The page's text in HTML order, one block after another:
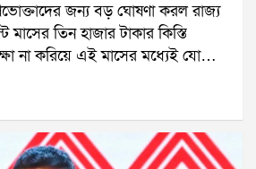
জন্য বড় ঘোষণা করল রাজ্য
তিন হাজার টাকার কিস্তি
না করিয়ে এই মাসের মধ্যেই যোগ্য
পাঠানো হবে। সরকারের পক্ষ থেকে
আগস্টের পর থেকেই ধাপে ধাপে
হবে।সরকারি সূত্রে জানা গিয়েছে,
সময় বহু ক্ষেত্রে ভুল তথ্য জমা